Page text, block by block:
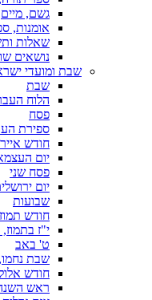
גשם,
אומנות,
שאלות
נושאים
שבת ומועדי
שבת
הלוח
פסח
ספירת
חודש אייר
יום
פסח שני
יום
שבועות
חודש תמוז
י"ז
ט' באב
שבת
חודש
ראש